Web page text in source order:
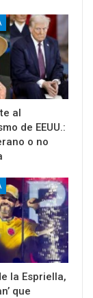
al
de EEUU.:
o no
la Espriella,
que